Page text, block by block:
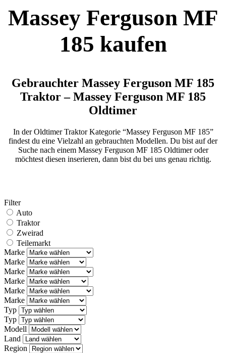
Massey Ferguson MF
185 kaufen
Gebrauchter Massey Ferguson MF 185
Traktor – Massey Ferguson MF 185
Oldtimer
In der Oldtimer Traktor Kategorie “Massey Ferguson MF 185”
findest du eine Vielzahl an gebrauchten Modellen. Du bist auf der
Suche nach einem Massey Ferguson MF 185 Oldtimer oder
möchtest diesen inserieren, dann bist du bei uns genau richtig.
Filter
Auto
Traktor
Zweirad
Teilemarkt
Marke
Marke
Marke
Marke
Marke
Marke
Typ
Typ
Modell
Land
Region